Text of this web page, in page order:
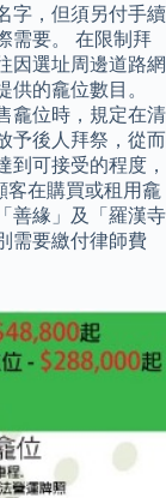
字，但須另付手續
需要。 在限制拜
因選址周邊道路網
的龕位數目。
龕位時，規定在清
予後人拜祭，從而
到可接受的程度，
客在購買或租用龕
善緣」及「羅漢寺
需要繳付律師費